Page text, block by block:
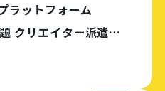
ラットフォーム
クリエイター派遣を